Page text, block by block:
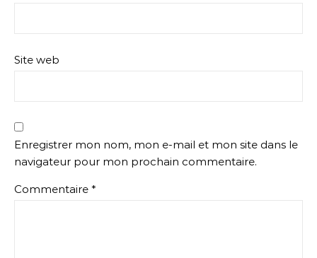
Site web
Enregistrer mon nom, mon e-mail et mon site dans le
navigateur pour mon prochain commentaire.
Commentaire *